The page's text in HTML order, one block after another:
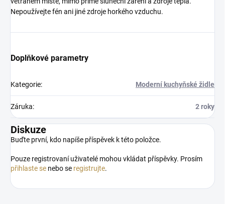
Nepoužívejte fén ani jiné zdroje horkého vzduchu.
Doplňkové parametry
Kategorie: Moderní kuchyňské židle
Záruka: 2 roky
Diskuze
Buďte první, kdo napíše příspěvek k této položce.
Pouze registrovaní uživatelé mohou vkládat příspěvky. Prosím
přihlaste se nebo se registrujte.